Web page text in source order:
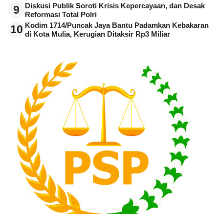
9
Diskusi Publik Soroti Krisis Kepercayaan, dan Desak
Reformasi Total Polri
10 Kodim 1714/Puncak Jaya Bantu Padamkan Kebakaran
di Kota Mulia, Kerugian Ditaksir Rp3 Miliar